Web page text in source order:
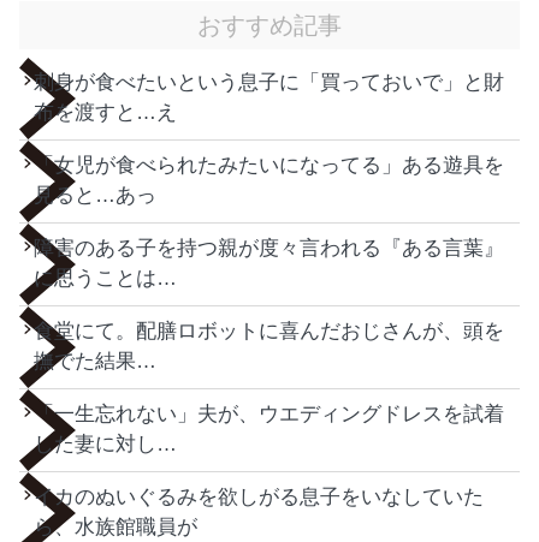
おすすめ記事
刺身が食べたいという息子に「買っておいで」と財
布を渡すと…え
「女児が食べられたみたいになってる」ある遊具を
見ると…あっ
障害のある子を持つ親が度々言われる『ある言葉』
に思うことは…
食堂にて。配膳ロボットに喜んだおじさんが、頭を
撫でた結果…
「一生忘れない」夫が、ウエディングドレスを試着
した妻に対し…
イカのぬいぐるみを欲しがる息子をいなしていた
ら、水族館職員が